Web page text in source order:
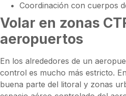
Coordinación con cuerpos
Volar en zonas
aeropuertos
En los alrededores de un
control es mucho más estricto.
buena parte del litoral y zonas